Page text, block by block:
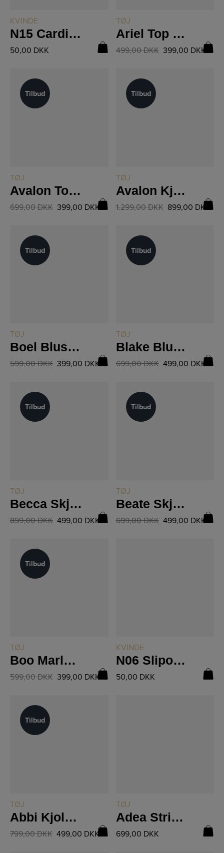
KVINDE
N15 Cardigan Vævestrik
50,00 DKK
TØJ
Ariel Top 8551-50
499,00DKK 399,00 DKK
Tilbud
Tilbud
TØJ
Avalon Top 8550-46
699,00DKK 399,00 DKK
Tilbud
Tilbud
TØJ
Avalon Kjole 8550-23
1.299,00DKK 899,00 DKK
Tilbud
Tilbud
TØJ
Boel Bluse 8602-40
599,00DKK 399,00 DKK
Tilbud
Tilbud
TØJ
Blake Bluse 8610-40
699,00DKK 499,00 DKK
Tilbud
Tilbud
TØJ
Becca Skjorte 8604-40
899,00DKK 499,00 DKK
Tilbud
Tilbud
TØJ
Beate Skjorte 8603-40
699,00DKK 499,00 DKK
Tilbud
Tilbud
TØJ
Boo Marley Leggins 07-19
599,00DKK 399,00 DKK
KVINDE
N06 Slipover i Hjertemønster
50,00 DKK
Tilbud
Tilbud
TØJ
Abbi Kjole 8563-24
799,00DKK 499,00 DKK
TØJ
Adea Strikbluse 8556-60
699,00 DKK